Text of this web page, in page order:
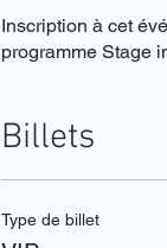
Inscription à cet
programme Stage
Billets
Type de billet